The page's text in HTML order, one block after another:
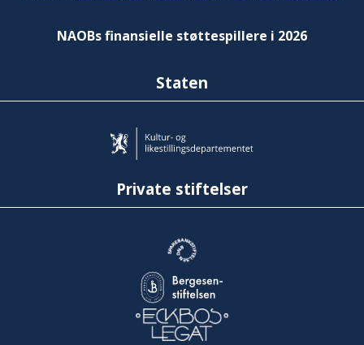
NAOBs finansielle støttespillere i 2026
Staten
Private stiftelser